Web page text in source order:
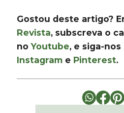
Gostou deste artigo?
Revista, subscreva o
noYoutube, e siga-nos
Instagram e Pinterest.